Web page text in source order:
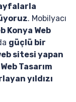
. Mobilyacı
Konya Web
güçlü bir
sitesi yapan
Tasarım
yıldızı